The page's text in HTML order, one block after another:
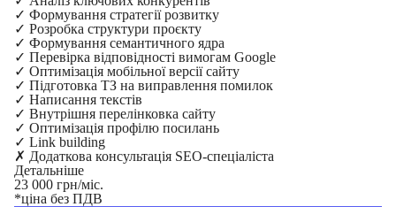
✓ Формування стратегії розвитку
✓ Розробка структури проєкту
✓ Формування семантичного ядра
✓ Перевірка відповідності вимогам Google
✓ Оптимізація мобільної версії сайту
✓ Підготовка ТЗ на виправлення помилок
✓ Написання текстів
✓ Внутрішня перелінковка сайту
✓ Оптимізація профілю посилань
✓ Link building
✗ Додаткова консультація SEO-спеціаліста
Детальніше
23 000 грн/міс.
*ціна без ПДВ